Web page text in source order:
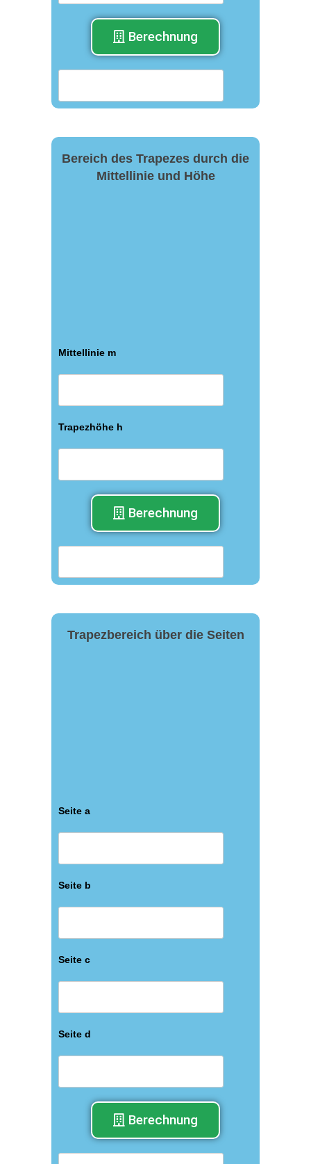
Berechnung
Bereich des Trapezes durch die
Mittellinie und Höhe
Mittellinie m
Trapezhöhe h
Berechnung
Trapezbereich über die Seiten
Seite a
Seite b
Seite c
Seite d
Berechnung